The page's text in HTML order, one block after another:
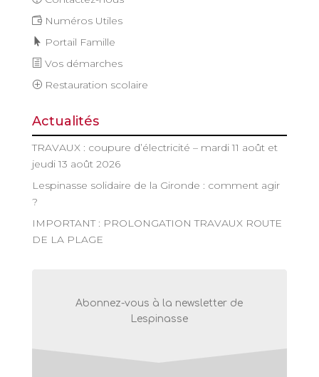
Numéros Utiles
Portail Famille
Vos démarches
Restauration scolaire
Actualités
TRAVAUX : coupure d’électricité – mardi 11 août et
jeudi 13 août 2026
Lespinasse solidaire de la Gironde : comment agir
?
IMPORTANT : PROLONGATION TRAVAUX ROUTE
DE LA PLAGE
Abonnez-vous à la newsletter de
Lespinasse